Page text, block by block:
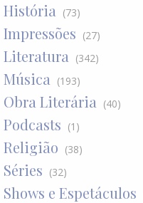
História (73)
Impressões (27)
Literatura (342)
Música (193)
Obra Literária (40)
Podcasts (1)
Religião (38)
Séries (32)
Shows e Espetáculos